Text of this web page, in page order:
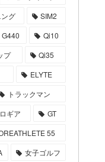
グ
SIM2
G440
Qi10
プ
Qi35
ELYTE
トラックマン
ギア
GT
55
女子ゴルフ